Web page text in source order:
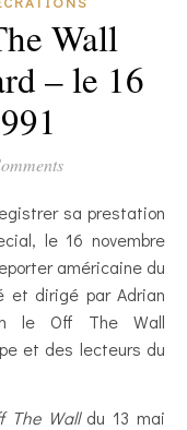
Wall
– le 16
le 16 novembre
américaine du
et dirigé par Adrian
le Off The Wall
et des lecteurs du
The Walldu 13 mai